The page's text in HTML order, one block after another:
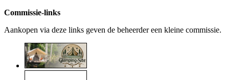
Commissie-links
Aankopen via deze links geven de beheerder een kleine commissie.